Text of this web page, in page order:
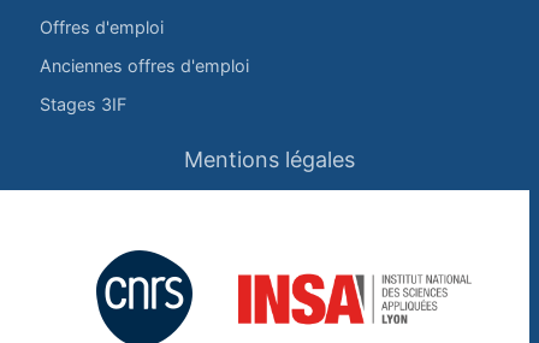
Offres d'emploi
Anciennes offres d'emploi
Stages 3IF
Mentions légales